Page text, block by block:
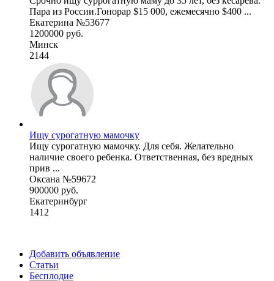
Пара из России.Гонорар $15 000, ежемесячно $400 ...
Екатерина №53677
1200000 руб.
Минск
2144
Ищу сурогатную мамочку
Ищу сурогатную мамочку. Для себя. Желательно
наличие своего ребенка. Ответственная, без вредных
прив ...
Оксана №59672
900000 руб.
Екатеринбург
1412
Добавить объявление
Статьи
Бесплодие